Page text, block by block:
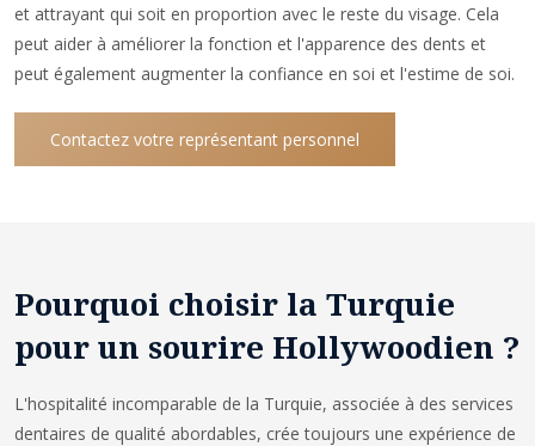
et attrayant qui soit en proportion avec le reste du visage. Cela
peut aider à améliorer la fonction et l'apparence des dents et
peut également augmenter la confiance en soi et l'estime de soi.
Contactez votre représentant personnel
Pourquoi choisir la Turquie
pour un sourire Hollywoodien ?
L'hospitalité incomparable de la Turquie, associée à des services
dentaires de qualité abordables, crée toujours une expérience de